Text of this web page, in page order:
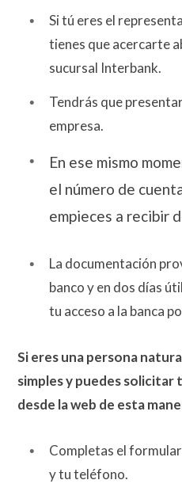
Si tú eres el
tienes que acercarte
sucursal Interbank.
Tendrás que
empresa.
En ese mismo
el número de
empieces a recibir
La documentación
banco y en dos días
tu acceso a la banca
Si eres una persona
simples y puedes
desde la web de esta
Completas el
y tu teléfono.